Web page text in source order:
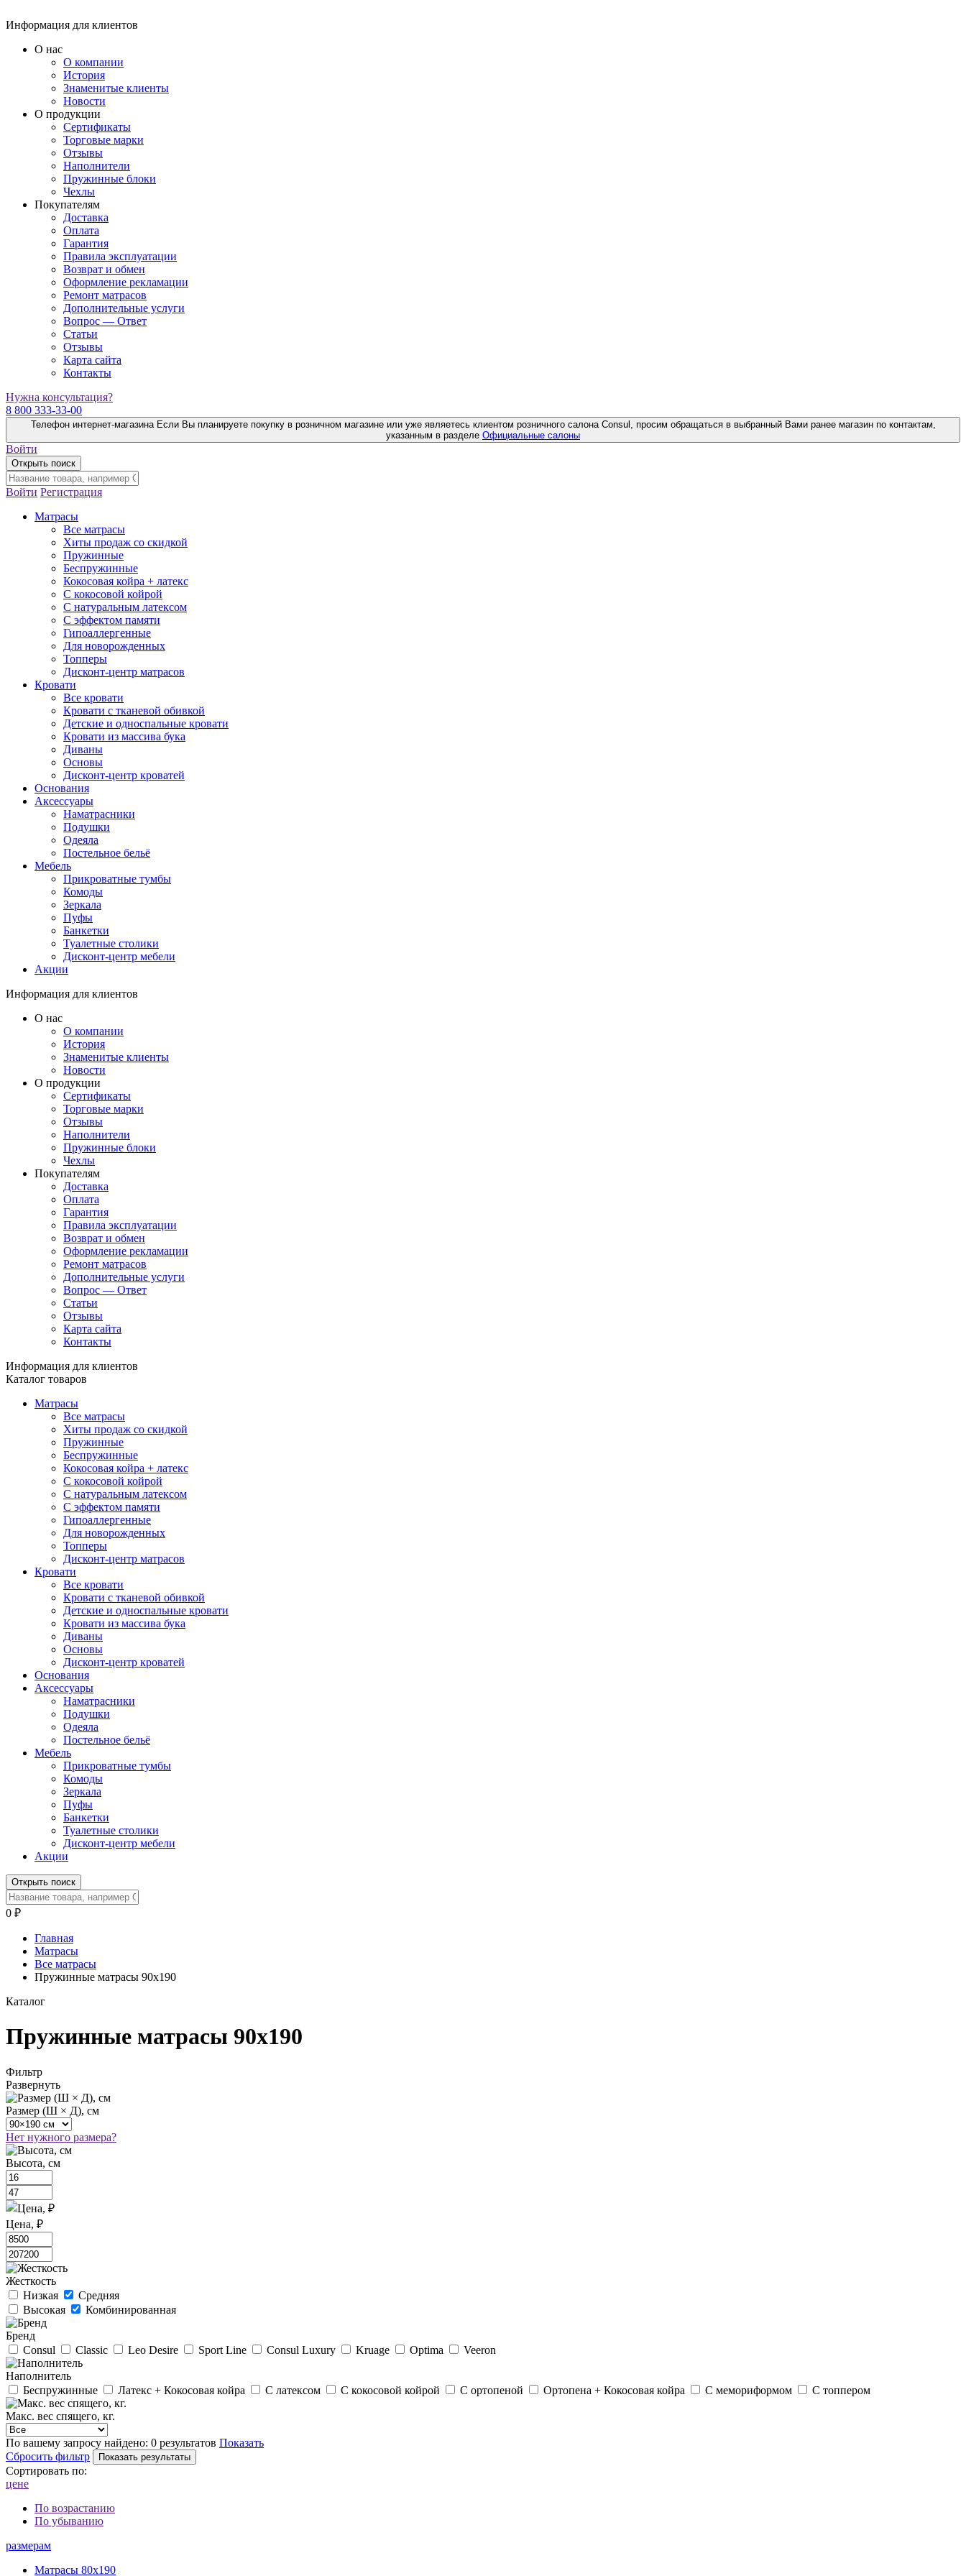
Информация для клиентов
О нас
О компании
История
Знаменитые клиенты
Новости
О продукции
Сертификаты
Торговые марки
Отзывы
Наполнители
Пружинные блоки
Чехлы
Покупателям
Доставка
Оплата
Гарантия
Правила эксплуатации
Возврат и обмен
Оформление рекламации
Ремонт матрасов
Дополнительные услуги
Вопрос — Ответ
Статьи
Отзывы
Карта сайта
Контакты
Нужна консультация?
8 800 333-33-00
Телефон интернет-магазина Если Вы планируете покупку в розничном магазине или уже являетесь клиентом розничного салона Consul, просим обращаться в выбранный Вами ранее магазин по контактам,
указанным в разделе Официальные салоны
Войти
Открыть поиск
Войти Регистрация
Матрасы
Все матрасы
Хиты продаж со скидкой
Пружинные
Беспружинные
Кокосовая койра + латекс
С кокосовой койрой
С натуральным латексом
С эффектом памяти
Гипоаллергенные
Для новорожденных
Топперы
Дисконт-центр матрасов
Кровати
Все кровати
Кровати с тканевой обивкой
Детские и односпальные кровати
Кровати из массива бука
Диваны
Основы
Дисконт-центр кроватей
Основания
Аксессуары
Наматрасники
Подушки
Одеяла
Постельное бельё
Мебель
Прикроватные тумбы
Комоды
Зеркала
Пуфы
Банкетки
Туалетные столики
Дисконт-центр мебели
Акции
Информация для клиентов
О нас
О компании
История
Знаменитые клиенты
Новости
О продукции
Сертификаты
Торговые марки
Отзывы
Наполнители
Пружинные блоки
Чехлы
Покупателям
Доставка
Оплата
Гарантия
Правила эксплуатации
Возврат и обмен
Оформление рекламации
Ремонт матрасов
Дополнительные услуги
Вопрос — Ответ
Статьи
Отзывы
Карта сайта
Контакты
Информация для клиентов
Каталог товаров
Матрасы
Все матрасы
Хиты продаж со скидкой
Пружинные
Беспружинные
Кокосовая койра + латекс
С кокосовой койрой
С натуральным латексом
С эффектом памяти
Гипоаллергенные
Для новорожденных
Топперы
Дисконт-центр матрасов
Кровати
Все кровати
Кровати с тканевой обивкой
Детские и односпальные кровати
Кровати из массива бука
Диваны
Основы
Дисконт-центр кроватей
Основания
Аксессуары
Наматрасники
Подушки
Одеяла
Постельное бельё
Мебель
Прикроватные тумбы
Комоды
Зеркала
Пуфы
Банкетки
Туалетные столики
Дисконт-центр мебели
Акции
Открыть поиск
0 ₽
Главная
Матрасы
Все матрасы
Пружинные матрасы 90x190
Каталог
Пружинные матрасы 90x190
Фильтр
Развернуть
Размер (Ш × Д), см
Нет нужного размера?
Высота, см
Цена, ₽
Жесткость
Низкая
Средняя
Высокая
Комбинированная
Бренд
Consul
Classic Leo Desire Sport Line Consul Luxury Kruage Optima Veeron
Наполнитель
Беспружинные
Латекс + Кокосовая койра С латексом С кокосовой койрой С ортопеной Ортопена + Кокосовая койра С мемориформом С топпером
Макс. вес спящего, кг.
По вашему запросу найдено: 0 результатов Показать
Сбросить фильтр
Сортировать по:
цене
По возрастанию
По убыванию
размерам
Матрасы 80х190